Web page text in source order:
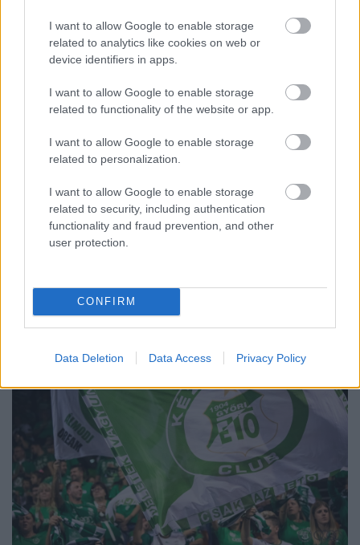
I want to allow Google to enable storage
related to analytics like cookies on web or
device identifiers in apps.
I want to allow Google to enable storage
related to functionality of the website or app.
I want to allow Google to enable storage
related to personalization.
I want to allow Google to enable storage
related to security, including authentication
functionality and fraud prevention, and other
user protection.
CONFIRM
Data Deletion Data Access Privacy Policy
A BAROKK ÖSSZES ÁRNYALATA ÉS MÉG EGY SOR
KIVÁLÓ PROGRAM VÁR MINDENKIT EZEN A HÉTVÉGÉN
Középpontban a hagyományőrzés, de lesz Pogány Induló és
Majka koncert, jóga szeánsz, “borhajózás” és egy csomó minden